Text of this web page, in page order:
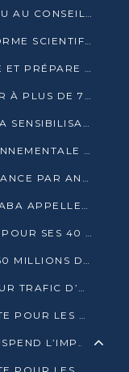
PR. ROGER ARMAND MAKANY RÉÉLU AU CONSEIL DE L’AUF
ÉNERGIE : UNE NOUVELLE PLATEFORME SCIENTIFIQUE POUR LA TRANSITION ÉNERGÉTIQUE EN AFRIQUE CENTRALE
GOZEM DÉBARQUE À BRAZZAVILLE ET PRÉPARE SON ARRIVÉE À POINTE-NOIRE
L’ESPACE OPOKO REDONNE ESPOIR À PLUS DE 775 ÉLÈVES AUTOCHTONES DANS LE NORD DU CONGO
PAUL VALISE MATOMBÉ MISE SUR LA SENSIBILISATION POUR ÉRAQUER LE GRAND BANDITISME
UNE NOUVELLE DIRECTION ENVIRONNEMENTALE POUR RENFORCER LA GESTION DES DONNÉES AU CONGO
LE PRÉSIDENT SASSOU N’GUESSO LANCE PAR ANTICIPATION LA 39ÈME JOURNÉE NATIONALE DE L’ARBRE
L’ASSOCIATION LES AMIS D’YVON KABA APPELLENT DENIS SASSOU N’GUESSO À SE PORTER CANDIDAT
CONGO : LE BCBTP SE MODERNISE POUR SES 40 ANS D’EXISTENCE
LA BANQUE MONDIALE ACCORDE 60 MILLIONS DE DOLLARS POUR LA RÉSILIENCE URBAINE AU CONGO
NKAYI : UN HOMME INTERPELLÉ POUR TRAFIC D’UN BÉBÉ CHIMPANZÉ
55 ÉTUDIANTS CONGOLAIS EN ROUTE POUR LES UNIVERSITÉS ALGÉRIENNES
LE GOUVERNEMENT CONGOLAIS SUSPEND L’IMPORTATION DES MACHETTES ET DES MOTOS